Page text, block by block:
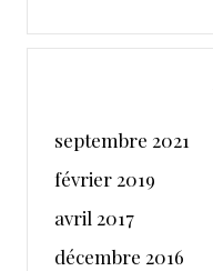
septembre 2021
février 2019
avril 2017
décembre 2016